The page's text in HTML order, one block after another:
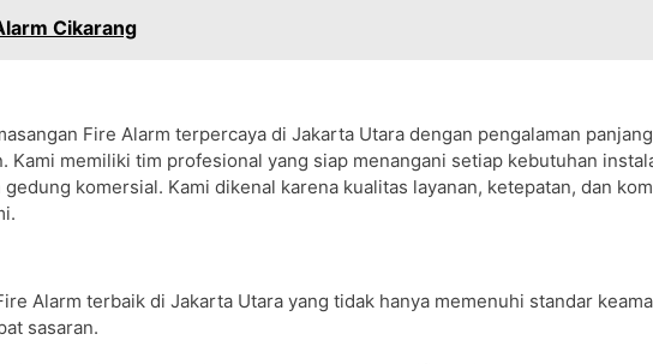
Cikarang
Fire Alarm terpercaya di Jakarta Utara dengan pengalaman
Kami memiliki tim profesional yang siap menangani setiap kebutuhan
komersial. Kami dikenal karena kualitas layanan, ketepatan, dan
Alarm terbaik di Jakarta Utara yang tidak hanya memenuhi standar
sasaran.